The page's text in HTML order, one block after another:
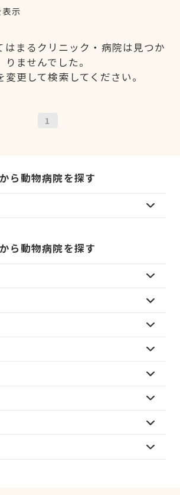
示
はまるクリニック・病院は見つか
りませんでした。
更して検索してください。
1
ら動物病院を探す
ら動物病院を探す